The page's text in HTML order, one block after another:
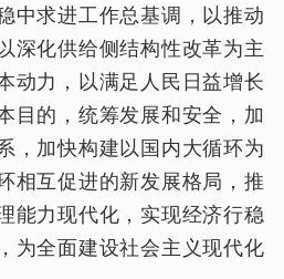
中求进工作总基调，以推动
深化供给侧结构性改革为主
动力，以满足人民日益增长
目的，统筹发展和安全，加
，加快构建以国内大循环为
相互促进的新发展格局，推
能力现代化，实现经济行稳
为全面建设社会主义现代化